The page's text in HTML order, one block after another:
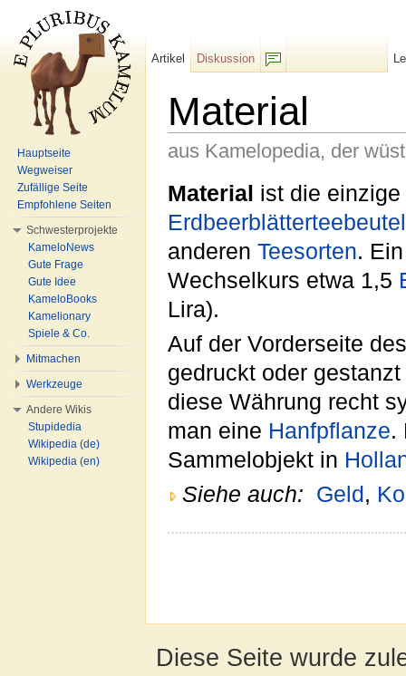
Material
aus Kamelopedia, der
Material ist die einzige
Erdbeerblätterteebeutel
anderen Teesorten.
Wechselkurs etwa 1,5
Lira).
Auf der Vorderseite
gedruckt oder
diese Währung recht
man eine Hanfpflanze.
Sammelobjekt in
Siehe auch: Geld ,
Artikel
Diskussion
Hauptseite
Wegweiser
Zufällige Seite
Empfohlene Seiten
Schwesterprojekte
KameloNews
Gute Frage
Gute Idee
KameloBooks
Kamelionary
Spiele & Co.
Mitmachen
Werkzeuge
Andere Wikis
Stupidedia
Wikipedia (de)
Wikipedia (en)
Diese Seite wurde